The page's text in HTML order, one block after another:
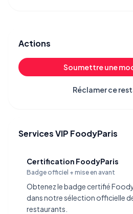
Actions
Soumettre une
Réclamer ce
Services VIP FoodyParis
Certification FoodyParis
Badge officiel + mise en avant
Obtenez le badge certifié
dans notre sélection officielle
restaurants.